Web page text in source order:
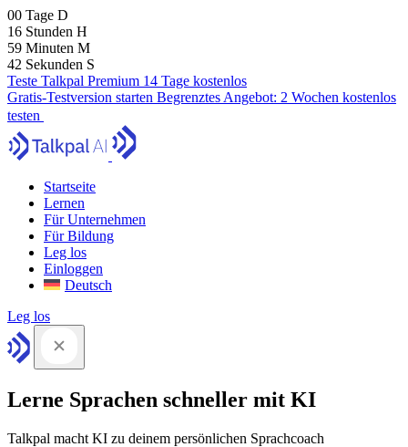
00 Tage D
16 Stunden H
59 Minuten M
41 Sekunden S
Teste Talkpal Premium 14 Tage kostenlos
Gratis-Testversion starten Begrenztes Angebot: 2 Wochen kostenlos
testen
Startseite
Lernen
Für Unternehmen
Für Bildung
Leg los
Einloggen
Deutsch
Leg los
Lerne Sprachen schneller mit KI
Talkpal macht KI zu deinem persönlichen Sprachcoach